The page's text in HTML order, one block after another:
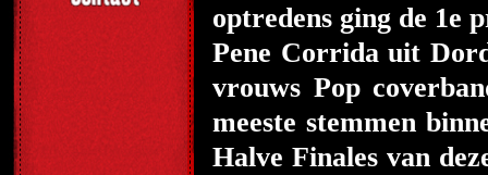
optredens ging de 1e
Pene Corrida uit
vrouws Pop
meeste stemmen
Halve Finales van